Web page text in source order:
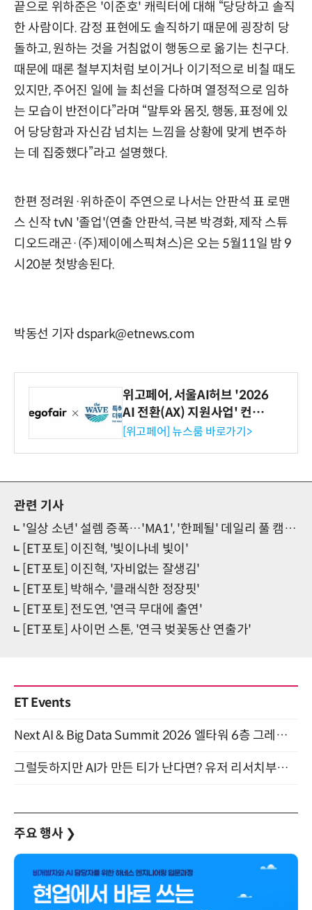
끝으로 위하준은 '이준호' 캐릭터에 대해 “당당하고 솔직
한 사람이다. 감정 표현에도 솔직하기 때문에 굉장히 당
돌하고, 원하는 것을 거침없이 행동으로 옮기는 친구다.
때문에 때론 철부지처럼 보이거나 이기적으로 비칠 때도
있지만, 주어진 일에 늘 최선을 다하며 열정적으로 임하
는 모습이 반전이다”라며 “말투와 몸짓, 행동, 표정에 있
어 당당함과 자신감 넘치는 느낌을 상황에 맞게 변주하
는 데 집중했다”라고 설명했다.
한편 정려원·위하준이 주연으로 나서는 안판석 표 로맨
스 신작 tvN '졸업'(연출 안판석, 극본 박경화, 제작 스튜
디오드래곤·(주)제이에스픽쳐스)은 오는 5월11일 밤 9
시20분 첫방송된다.
박동선 기자 dspark@etnews.com
위고페어, 서울AI허브 '2026
AI 전환(AX) 지원사업' 컨소
시엄 선정
[위고페어] 뉴스룸 바로가기>
관련 기사
'일상 소년' 설렘 증폭…'MA1', '한페될' 데일리 풀 캠 눈길
[ET포토] 이진혁, '빛이나네 빛이'
[ET포토] 이진혁, '자비없는 잘생김'
[ET포토] 박해수, '클래식한 정장핏'
[ET포토] 전도연, '연극 무대에 출연'
[ET포토] 사이먼 스톤, '연극 벚꽃동산 연출가'
ET Events
Next AI & Big Data Summit 2026 엘타워 6층 그레이스홀 개최 (9/18)
그럴듯하지만 AI가 만든 티가 난다면? 유저 리서치부터 배포까지! (9/15)
주요 행사 ❯